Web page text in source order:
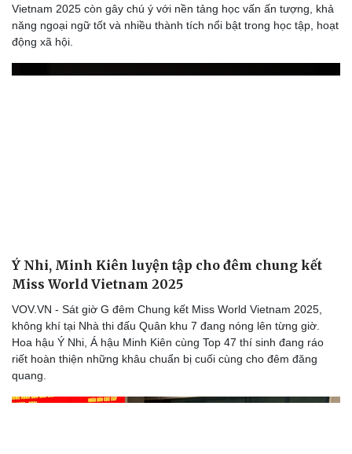
Vietnam 2025 còn gây chú ý với nền tảng học vấn ấn tượng, khả
năng ngoại ngữ tốt và nhiều thành tích nổi bật trong học tập, hoạt
động xã hội.
Ý Nhi, Minh Kiên luyện tập cho đêm chung kết
Miss World Vietnam 2025
VOV.VN - Sát giờ G đêm Chung kết Miss World Vietnam 2025,
không khí tại Nhà thi đấu Quân khu 7 đang nóng lên từng giờ.
Hoa hậu Ý Nhi, Á hậu Minh Kiên cùng Top 47 thí sinh đang ráo
riết hoàn thiện những khâu chuẩn bị cuối cùng cho đêm đăng
quang.